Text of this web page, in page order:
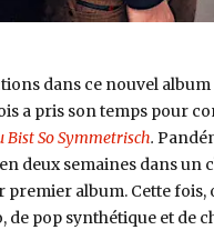
dans ce nouvel album
a pris son temps pour
Bist So Symmetrisch.
deux semaines dans un
album. Cette fois,
de pop synthétique et de